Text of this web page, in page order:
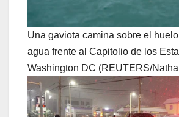
Una gaviota camina sobre el
agua frente al Capitolio de los
Washington DC (REUTERS/